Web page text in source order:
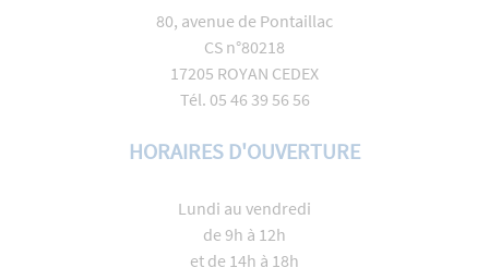
80, avenue de Pontaillac
CS n°80218
17205 ROYAN CEDEX
Tél. 05 46 39 56 56
HORAIRES D'OUVERTURE
Lundi au vendredi
de 9h à 12h
et de 14h à 18h